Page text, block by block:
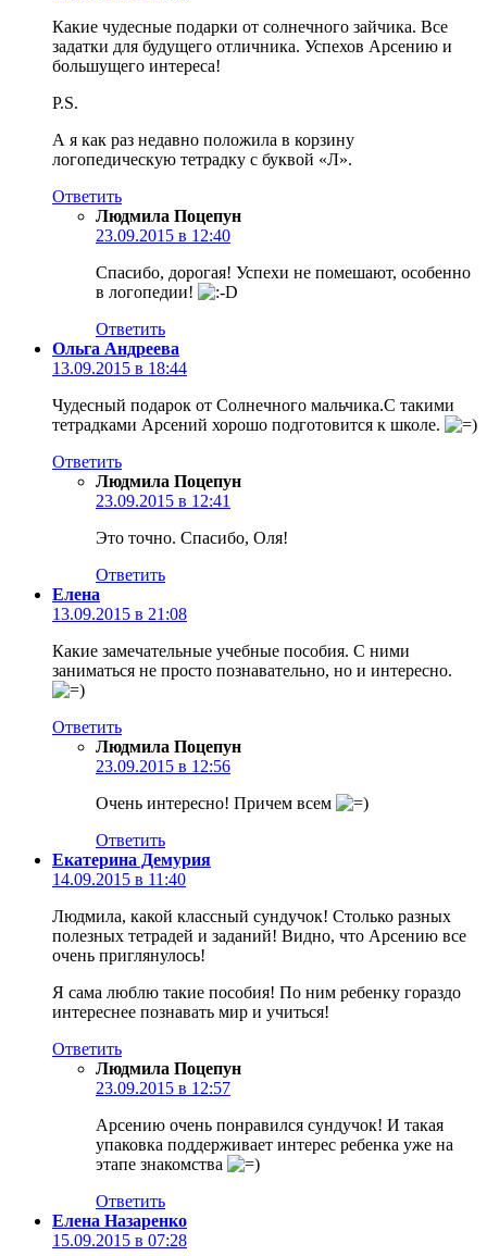
Какие чудесные подарки от солнечного зайчика. Все
задатки для будущего отличника. Успехов Арсению и
большущего интереса!
P.S.
А я как раз недавно положила в корзину
логопедическую тетрадку с буквой «Л».
Ответить
Людмила Поцепун
23.09.2015 в 12:40
Спасибо, дорогая! Успехи не помешают, особенно
в логопедии!
Ответить
Ольга Андреева
13.09.2015 в 18:44
Чудесный подарок от Солнечного мальчика.С такими
тетрадками Арсений хорошо подготовится к школе.
Ответить
Людмила Поцепун
23.09.2015 в 12:41
Это точно. Спасибо, Оля!
Ответить
Елена
13.09.2015 в 21:08
Какие замечательные учебные пособия. С ними
заниматься не просто познавательно, но и интересно.
Ответить
Людмила Поцепун
23.09.2015 в 12:56
Очень интересно! Причем всем
Ответить
Екатерина Демурия
14.09.2015 в 11:40
Людмила, какой классный сундучок! Столько разных
полезных тетрадей и заданий! Видно, что Арсению все
очень приглянулось!
Я сама люблю такие пособия! По ним ребенку гораздо
интереснее познавать мир и учиться!
Ответить
Людмила Поцепун
23.09.2015 в 12:57
Арсению очень понравился сундучок! И такая
упаковка поддерживает интерес ребенка уже на
этапе знакомства
Ответить
Елена Назаренко
15.09.2015 в 07:28